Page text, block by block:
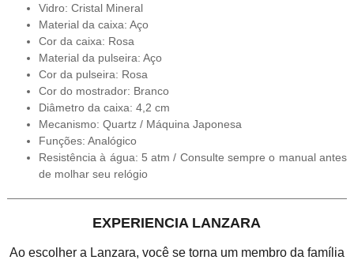
Vidro: Cristal Mineral
Material da caixa: Aço
Cor da caixa: Rosa
Material da pulseira: Aço
Cor da pulseira: Rosa
Cor do mostrador: Branco
Diâmetro da caixa: 4,2 cm
Mecanismo: Quartz / Máquina Japonesa
Funções: Analógico
Resistência à água: 5 atm / Consulte sempre o manual antes
de molhar seu relógio
EXPERIENCIA LANZARA
Ao escolher a Lanzara, você se torna um membro da família